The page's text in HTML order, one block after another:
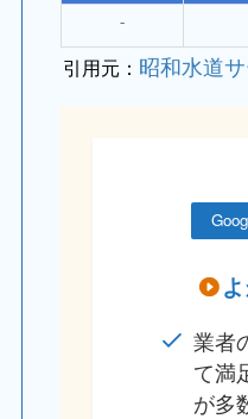
⁻
引用元： 昭和水道
業者
て満
が多